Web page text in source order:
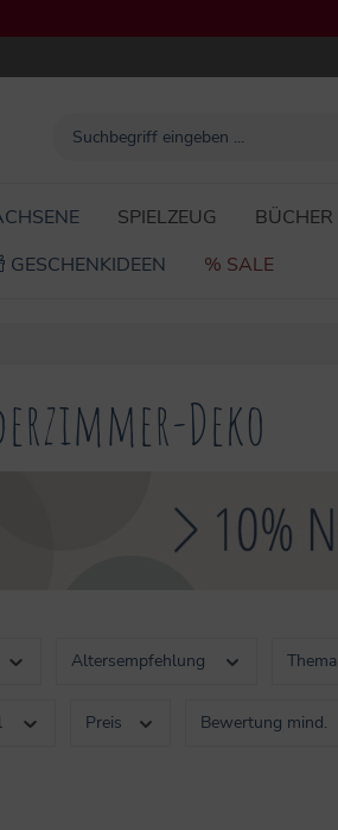
SPIELZEUG BÜCHER
GESCHENKIDEEN % SALE
Deko
Altersempfehlung Thema
Preis Bewertung mind.